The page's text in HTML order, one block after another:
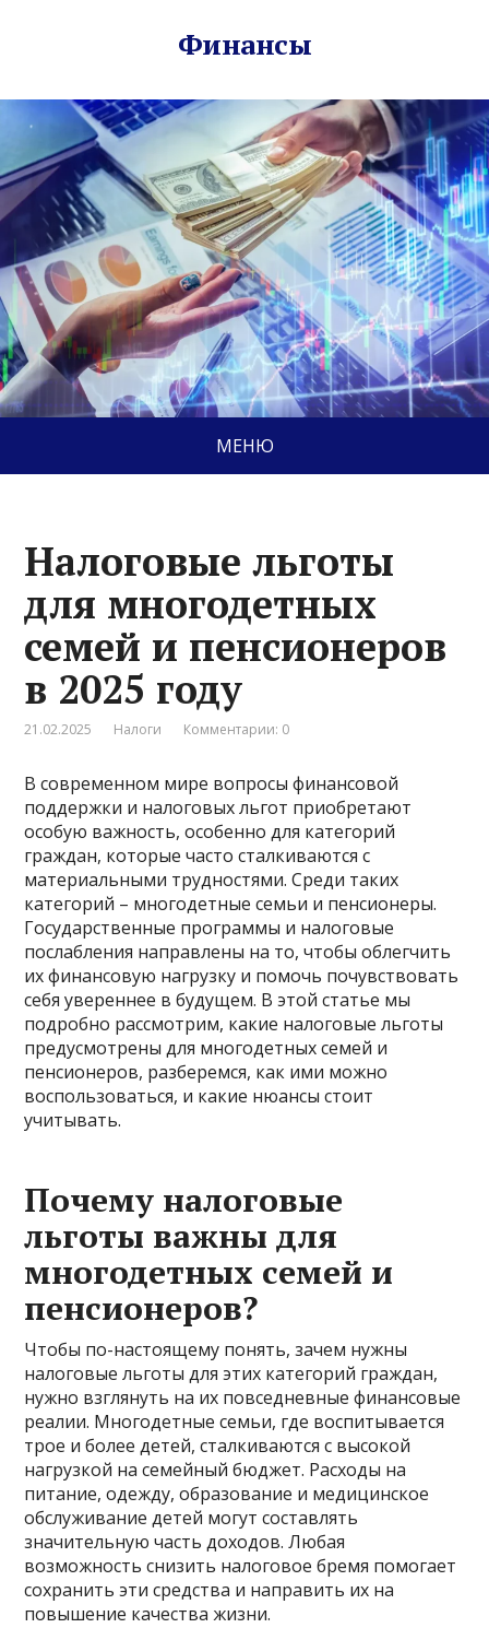
Финансы
МЕНЮ
Налоговые льготы
для многодетных
семей и пенсионеров
в 2025 году
21.02.2025 Налоги Комментарии: 0
В современном мире вопросы финансовой
поддержки и налоговых льгот приобретают
особую важность, особенно для категорий
граждан, которые часто сталкиваются с
материальными трудностями. Среди таких
категорий – многодетные семьи и пенсионеры.
Государственные программы и налоговые
послабления направлены на то, чтобы облегчить
их финансовую нагрузку и помочь почувствовать
себя увереннее в будущем. В этой статье мы
подробно рассмотрим, какие налоговые льготы
предусмотрены для многодетных семей и
пенсионеров, разберемся, как ими можно
воспользоваться, и какие нюансы стоит
учитывать.
Почему налоговые
льготы важны для
многодетных семей и
пенсионеров?
Чтобы по-настоящему понять, зачем нужны
налоговые льготы для этих категорий граждан,
нужно взглянуть на их повседневные финансовые
реалии. Многодетные семьи, где воспитывается
трое и более детей, сталкиваются с высокой
нагрузкой на семейный бюджет. Расходы на
питание, одежду, образование и медицинское
обслуживание детей могут составлять
значительную часть доходов. Любая
возможность снизить налоговое бремя помогает
сохранить эти средства и направить их на
повышение качества жизни.